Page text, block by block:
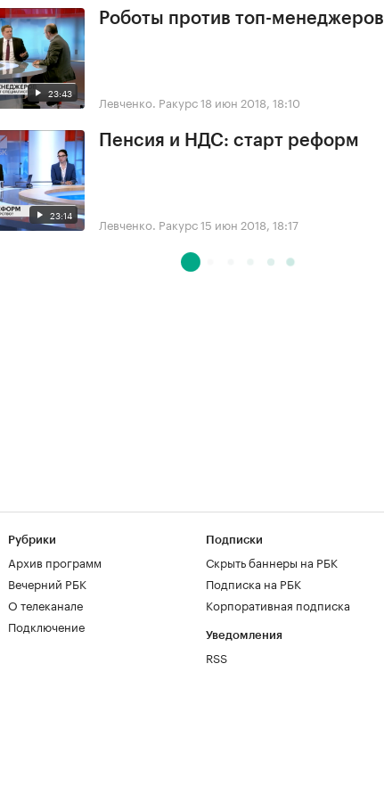
23:43
Роботы против топ-менеджеров
Левченко. Ракурс18 июн 2018, 18:10
23:14
Пенсия и НДС: старт реформ
Левченко. Ракурс15 июн 2018, 18:17
Рубрики
Архив программ
Вечерний РБК
О телеканале
Подключение
Подписки
Скрыть баннеры на РБК
Подписка на РБК
Корпоративная подписка
Уведомления
RSS